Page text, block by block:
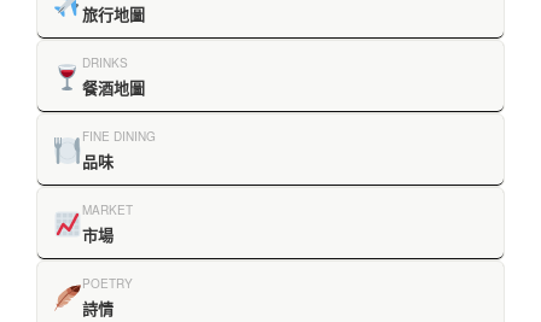
旅行地圖
DRINKS
餐酒地圖
FINE DINING
品味
MARKET
市場
POETRY
詩情